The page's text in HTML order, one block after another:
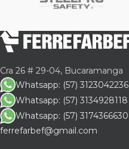
Cra 26 # 29-04, Bucaramanga
Whatsapp: (57) 3123042236
Whatsapp: (57) 3134928118
Whatsapp: (57) 3174366630
ferrefarbef@gmail.com